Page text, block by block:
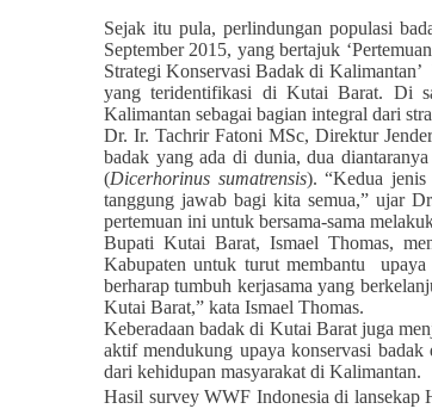
Sejak itu pula, perlindungan populasi
September 2015, yang bertajuk
Strategi Konservasi Badak di
yang teridentifikasi di Kutai Barat. Di
Kalimantan sebagai bagian integral dari
Dr. Ir. Tachrir Fatoni MSc, Direktur
badak yang ada di dunia, dua
(Dicerhorinus sumatrensis). “Kedua jenis
tanggung jawab bagi kita semua,” ujar
pertemuan ini untuk bersama-sama
Bupati Kutai Barat, Ismael Thomas,
Kabupaten untuk turut membantu
berharap tumbuh kerjasama yang
Kutai Barat,” kata Ismael Thomas.
Keberadaan badak di Kutai Barat juga
aktif mendukung upaya konservasi
dari kehidupan masyarakat di Kalimantan.
Hasil survey WWF Indonesia di lansekap